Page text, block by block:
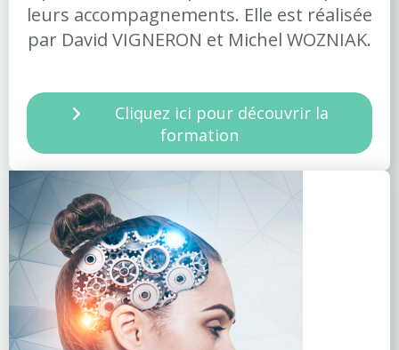
leurs accompagnements. Elle est réalisée
par David VIGNERON et Michel WOZNIAK.
Cliquez ici pour découvrir la
formation